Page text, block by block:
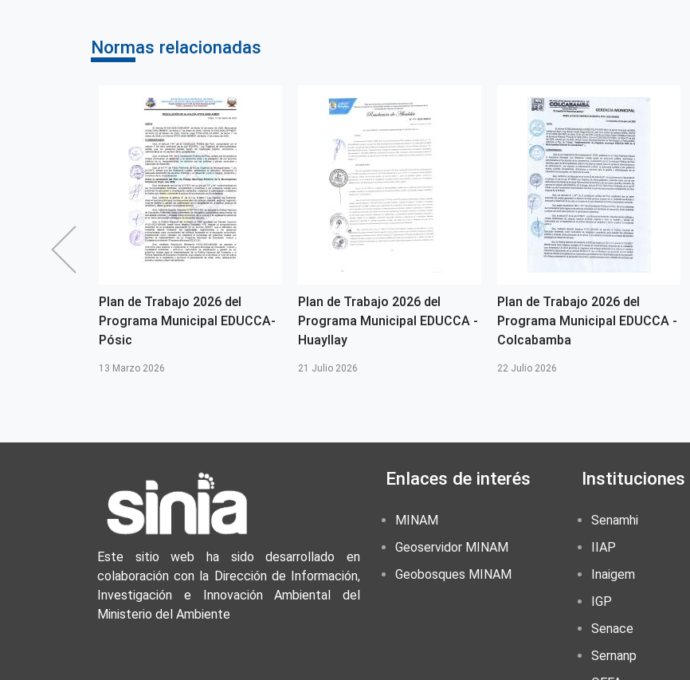
Normas relacionadas
Plan de Trabajo 2026 del
Programa Municipal EDUCCA-
Pósic
13 Marzo 2026
Plan de Trabajo 2026 del
Programa Municipal EDUCCA -
Huayllay
21 Julio 2026
Plan de Trabajo 2026 del
Programa Municipal EDUCCA -
Colcabamba
22 Julio 2026
Este sitio web ha sido desarrollado en
colaboración con la Dirección de Información,
Investigación e Innovación Ambiental del
Ministerio del Ambiente
Enlaces de interés
MINAM
Geoservidor MINAM
Geobosques MINAM
Instituciones
Senamhi
IIAP
Inaigem
IGP
Senace
Sernanp